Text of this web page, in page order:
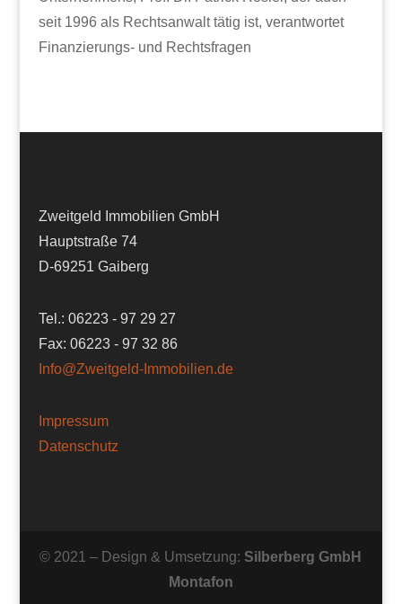
seit 1996 als Rechtsanwalt tätig ist, verantwortet
Finanzierungs- und Rechtsfragen
Zweitgeld Immobilien GmbH
Hauptstraße 74
D-69251 Gaiberg
Tel.: 06223 - 97 29 27
Fax: 06223 - 97 32 86
Info@Zweitgeld-Immobilien.de
Impressum
Datenschutz
© 2021 – Design & Umsetzung: Silberberg GmbH
Montafon